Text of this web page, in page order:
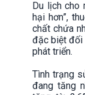
Du lịch cho
hại hơn”,
chất chứa
đặc biệt đối
phát triển.
Tình trạng
đang tăng